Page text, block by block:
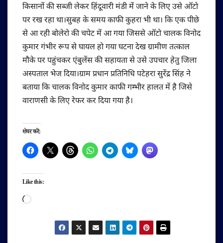
किसानों की सब्जी लेकर हिंदूवारी मंडी में जाने के लिए उसे ऑटो
पर रख रहा था।सुबह के समय काफी कुहरा भी था। कि एक पीछे
से आ रही बोलेरो की चपेट में आ गया जिससे ऑटो चालक विनोद
कुमार गंभीर रूप से घायल हो गया घटना देख ग्रामीण तत्काल
मौके पर पहुंचकर एंबुलेंस की सहायता से उसे उपचार हेतु जिला
अस्पताल भेज दिया।ग्राम प्रधान प्रतिनिधि पटेहरा सुरेंद्र सिंह ने
बताया कि चालक विनोद कुमार काफी गम्भीर हालत में है जिसे
वाराणसी के लिए रेफर कर दिया गया है।
शेयर करें:
Like this:
Loading…